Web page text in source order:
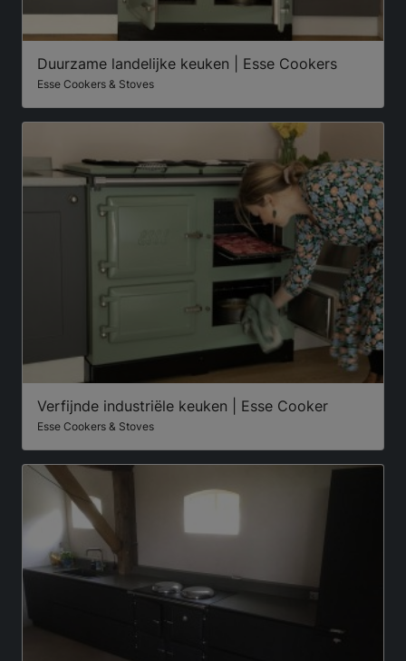
Duurzame landelijke keuken | Esse Cookers
Esse Cookers & Stoves
Verfijnde industriële keuken | Esse Cooker
Esse Cookers & Stoves